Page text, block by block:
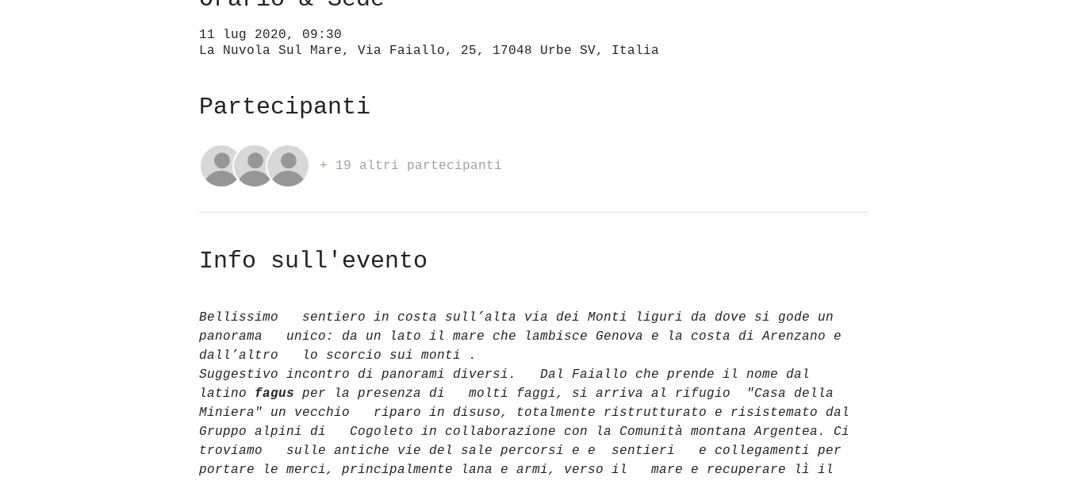
11 lug 2020, 09:30
La Nuvola Sul Mare, Via Faiallo, 25, 17048 Urbe SV, Italia
Partecipanti
+ 19 altri partecipanti
Info sull'evento
Bellissimo   sentiero in costa sull’alta via dei Monti liguri da dove si gode un
panorama   unico: da un lato il mare che lambisce Genova e la costa di Arenzano e
dall’altro   lo scorcio sui monti .
Suggestivo incontro di panorami diversi.   Dal Faiallo che prende il nome dal
latino fagus per la presenza di   molti faggi, si arriva al rifugio
"Casa della
Miniera" un vecchio   riparo in disuso, totalmente ristrutturato e risistemato dal
Gruppo alpini di   Cogoleto in collaborazione con la Comunità montana Argentea. Ci
troviamo   sulle antiche vie del sale percorsi e e
sentieri   e collegamenti per
portare le merci, principalmente lana e armi, verso il   mare e recuperare lì il